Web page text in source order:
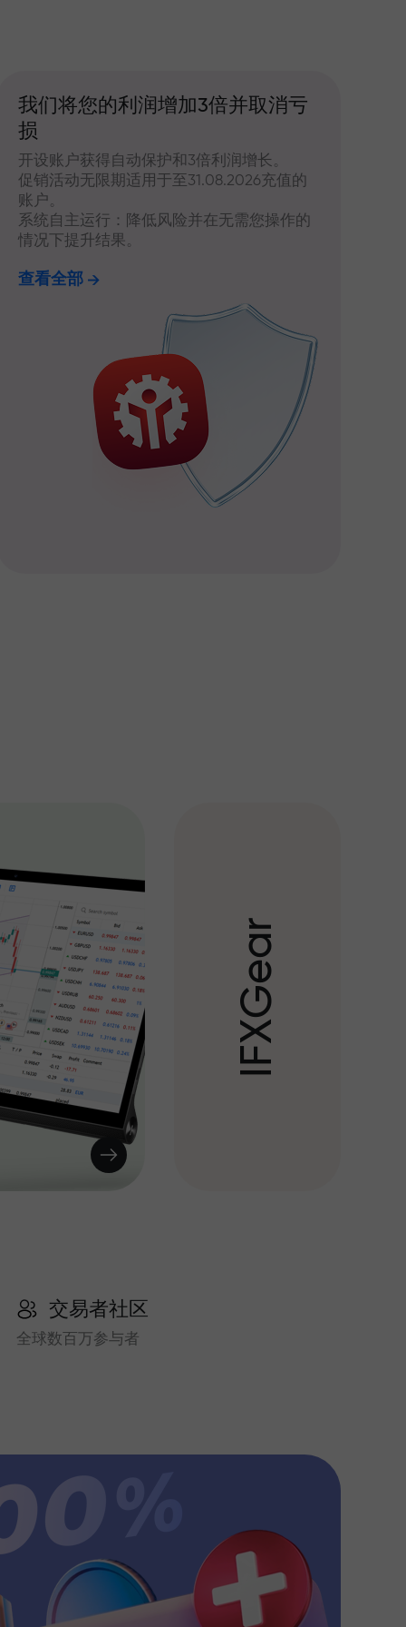
我们将您的利润增加3倍并取消亏
损
开设账户获得自动保护和3倍利润增长。
促销活动无限期适用于至31.08.2026充值的
账户。
系统自主运行：降低风险并在无需您操作的
情况下提升结果。
查看全部
I
F
X
G
e
a
r
交易者社区
全球数百万参与者